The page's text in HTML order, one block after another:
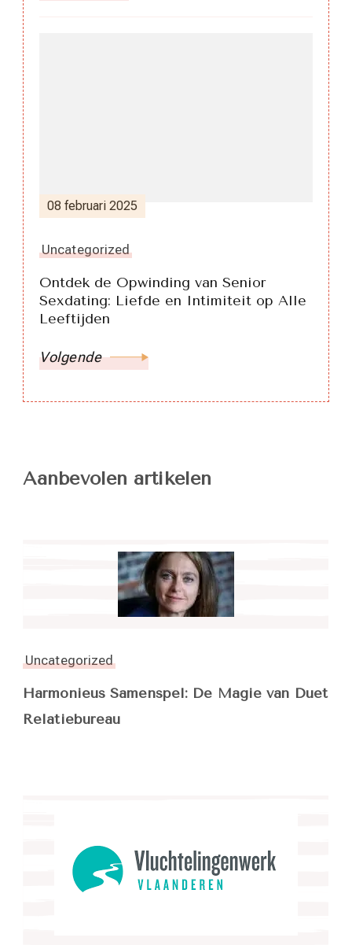
08 februari 2025
Uncategorized
Ontdek de Opwinding van Senior
Sexdating: Liefde en Intimiteit op Alle
Leeftijden
Volgende
Aanbevolen artikelen
Uncategorized
Harmonieus Samenspel: De Magie van Duet
Relatiebureau